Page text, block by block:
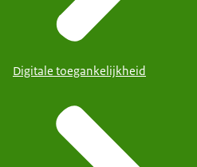
Digitale toegankelijkheid